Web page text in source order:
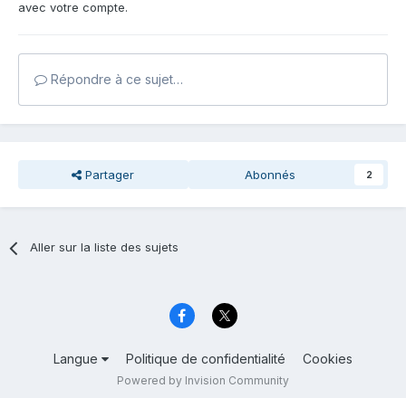
avec votre compte.
Répondre à ce sujet…
Partager Abonnés 2
Aller sur la liste des sujets
Langue Politique de confidentialité Cookies
Powered by Invision Community